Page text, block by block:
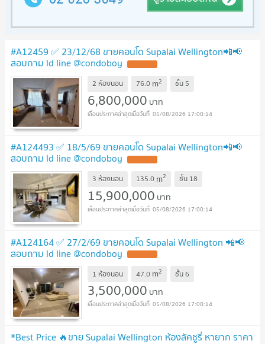
#A12459 ✅ 23/12/68 ขายคอนโด Supalai Wellington📲📢
สอบถาม ld line @condoboy
2 ห้องนอน 76.0 m2 ชั้น 5
6,800,000 บาท
05/08/2026 17:00:14
#A124493 ✅ 18/5/69 ขายคอนโด Supalai Wellington📲📢
สอบถาม ld line @condoboy
3 ห้องนอน 135.0 m2 ชั้น 18
15,900,000 บาท
05/08/2026 17:00:14
#A124164 ✅ 27/2/69 ขายคอนโด Supalai Wellington 📲📢
สอบถาม ld line @condoboy
1 ห้องนอน 47.0 m2 ชั้น6
3,500,000 บาท
05/08/2026 17:00:14
*Best Price 🔥ขาย Supalai Wellington ห้องลัคชูรี่ หายาก ราคา